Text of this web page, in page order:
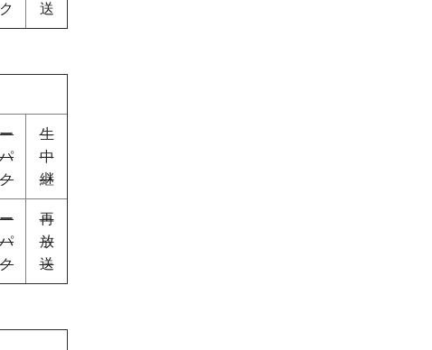
送
生
中
継
再
放
送